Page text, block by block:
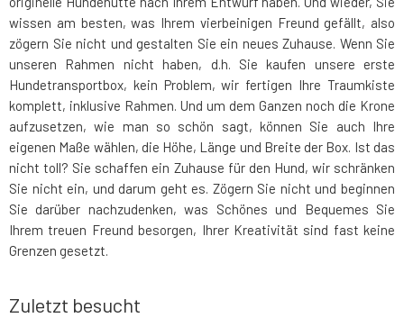
wissen am besten, was Ihrem vierbeinigen Freund gefällt, also
zögern Sie nicht und gestalten Sie ein neues Zuhause. Wenn Sie
unseren Rahmen nicht haben, d.h. Sie kaufen unsere erste
Hundetransportbox, kein Problem, wir fertigen Ihre Traumkiste
komplett, inklusive Rahmen. Und um dem Ganzen noch die Krone
aufzusetzen, wie man so schön sagt, können Sie auch Ihre
eigenen Maße wählen, die Höhe, Länge und Breite der Box. Ist das
nicht toll? Sie schaffen ein Zuhause für den Hund, wir schränken
Sie nicht ein, und darum geht es. Zögern Sie nicht und beginnen
Sie darüber nachzudenken, was Schönes und Bequemes Sie
Ihrem treuen Freund besorgen, Ihrer Kreativität sind fast keine
Grenzen gesetzt.
Zuletzt besucht